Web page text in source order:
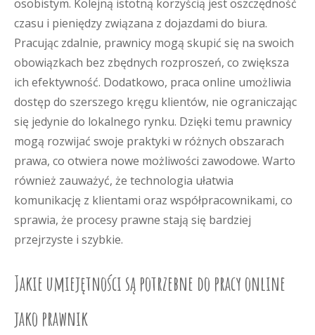
osobistym. Kolejną istotną korzyścią jest oszczędność
czasu i pieniędzy związana z dojazdami do biura.
Pracując zdalnie, prawnicy mogą skupić się na swoich
obowiązkach bez zbędnych rozproszeń, co zwiększa
ich efektywność. Dodatkowo, praca online umożliwia
dostęp do szerszego kręgu klientów, nie ograniczając
się jedynie do lokalnego rynku. Dzięki temu prawnicy
mogą rozwijać swoje praktyki w różnych obszarach
prawa, co otwiera nowe możliwości zawodowe. Warto
również zauważyć, że technologia ułatwia
komunikację z klientami oraz współpracownikami, co
sprawia, że procesy prawne stają się bardziej
przejrzyste i szybkie.
Jakie umiejętności są potrzebne do pracy online
jako prawnik